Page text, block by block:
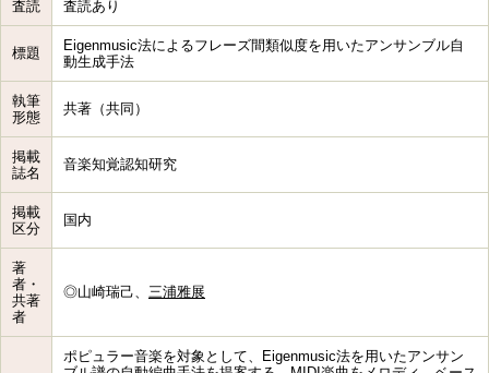
査読 査読あり
標題
Eigenmusic法によるフレーズ間類似度を用いたアンサンブル自
動生成手法
執筆
形態
共著（共同）
掲載
誌名
音楽知覚認知研究
掲載
区分
国内
著
者・
共著
者
◎山崎瑞己、 三浦雅展
ポピュラー音楽を対象として、Eigenmusic法を用いたアンサン